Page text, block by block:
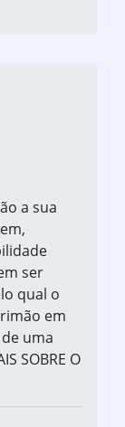
a sua
ser
qual o
em
uma
SOBRE O